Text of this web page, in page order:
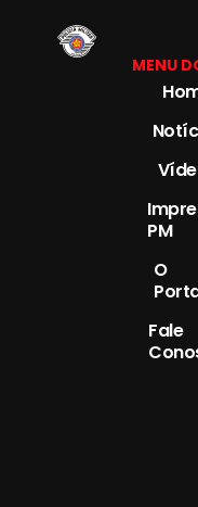
MENU
PM
O
Fale